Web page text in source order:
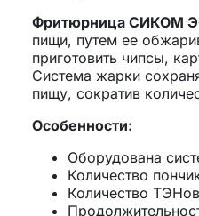
Фритюрница СИКОМ
пищи, путем ее
приготовить чипсы,
Система жарки
пищу, сократив
Особенности:
Оборудована
Количество
Количество